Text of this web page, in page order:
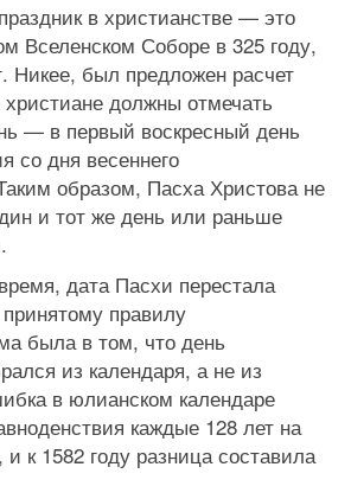
в христианстве — это
Вселенском Соборе в 325 году,
Никее, был предложен расчет
должны отмечать
— в первый воскресный день
со дня весеннего
образом, Пасха Христова не
и тот же день или раньше
дата Пасхи перестала
принятому правилу
была в том, что день
из календаря, а не из
в юлианском календаре
каждые 128 лет на
к 1582 году разница составила